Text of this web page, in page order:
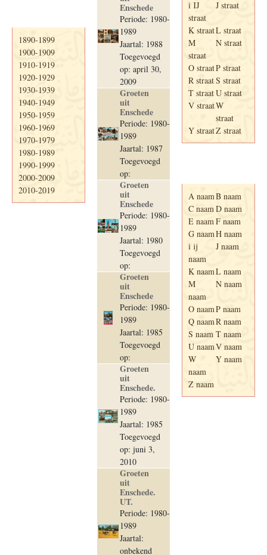
1890-1899
1900-1909
1910-1919
1920-1929
1930-1939
1940-1949
1950-1959
1960-1969
1970-1979
1980-1989
1990-1999
2000-2009
2010-2019
Enschede
Periode: 1980-
1989
Jaartal: 1988
Toegevoegd
op: april 30,
2009
Groeten
uit
Enschede
Periode: 1980-
1989
Jaartal: 1987
Toegevoegd
op:
Groeten
uit
Enschede
Periode: 1980-
1989
Jaartal: 1980
Toegevoegd
op:
Groeten
uit
Enschede
Periode: 1980-
1989
Jaartal: 1985
Toegevoegd
op:
Groeten
uit
Enschede.
Periode: 1980-
1989
Jaartal: 1985
Toegevoegd
op: juni 3,
2010
Groeten
uit
Enschede.
UT.
Periode: 1980-
1989
Jaartal:
onbekend
i IJ
straat
J straat
K straatL straat
M
straat
N straat
O straatP straat
R straatS straat
T straatU straat
V straatW
straat
Y straatZ straat
A naamB naam
C naamD naam
E naamF naam
G naamH naam
i ij
naam
J naam
K naamL naam
M
naam
N naam
O naamP naam
Q naamR naam
S naam T naam
U naamV naam
W
naam
Y naam
Z naam